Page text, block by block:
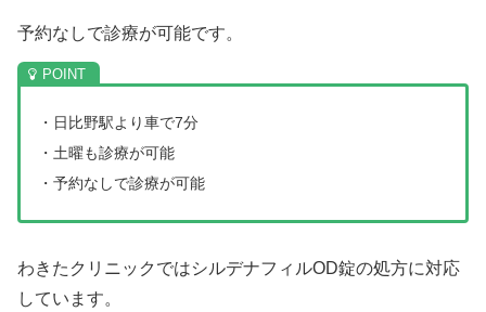
予約なしで診療が可能です。
・日比野駅より車で7分
・土曜も診療が可能
・予約なしで診療が可能
わきたクリニックではシルデナフィルOD錠の処方に対応
しています。